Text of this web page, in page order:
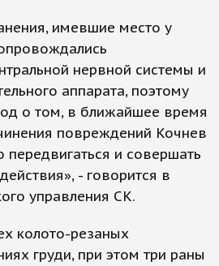
имевшие место у
нервной системы и
аппарата, поэтому
о том, в ближайшее время
повреждений Кочнев
передвигаться и совершать
- говорится в
управления СК.
колото-резаных
груди, при этом три раны